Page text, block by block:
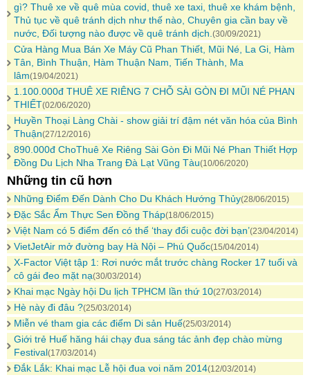
gì? Thuê xe về quê mùa covid, thuê xe taxi, thuê xe khám bệnh,
Thủ tục về quê tránh dịch như thế nào, Chuyên gia cần bay về
nước, Đối tượng nào được về quê tránh dịch. (30/09/2021)
Cửa Hàng Mua Bán Xe Máy Cũ Phan Thiết, Mũi Né, La Gi, Hàm
Tân, Bình Thuận, Hàm Thuận Nam, Tiến Thành, Ma
lâm(19/04/2021)
1.100.000đ THUÊ XE RIÊNG 7 CHỖ SÀI GÒN ĐI MŨI NÉ PHAN
THIẾT(02/06/2020)
Huyền Thoại Làng Chài - show giải trí đậm nét văn hóa của Bình
Thuận(27/12/2016)
890.000đ ChoThuê Xe Riêng Sài Gòn Đi Mũi Né Phan Thiết Hợp
Đồng Du Lịch Nha Trang Đà Lạt Vũng Tàu(10/06/2020)
Những tin cũ hơn
Những Điểm Đến Dành Cho Du Khách Hướng Thủy(28/06/2015)
Đặc Sắc Ẩm Thực Sen Đồng Tháp(18/06/2015)
Việt Nam có 5 điểm đến có thể ‘thay đổi cuộc đời bạn’(23/04/2014)
VietJetAir mở đường bay Hà Nội – Phú Quốc(15/04/2014)
X-Factor Việt tập 1: Rơi nước mắt trước chàng Rocker 17 tuổi và
cô gái đeo mặt nạ(30/03/2014)
Khai mạc Ngày hội Du lịch TPHCM lần thứ 10(27/03/2014)
Hè này đi đâu ?(25/03/2014)
Miễn vé tham gia các điểm Di sản Huế(25/03/2014)
Giới trẻ Huế hăng hái chạy đua sáng tác ảnh đẹp chào mừng
Festival(17/03/2014)
Đắk Lắk: Khai mạc Lễ hội đua voi năm 2014(12/03/2014)